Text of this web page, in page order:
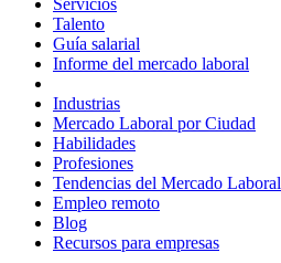
Servicios
Talento
Guía salarial
Informe del mercado laboral
Industrias
Mercado Laboral por Ciudad
Habilidades
Profesiones
Tendencias del Mercado Laboral
Empleo remoto
Blog
Recursos para empresas